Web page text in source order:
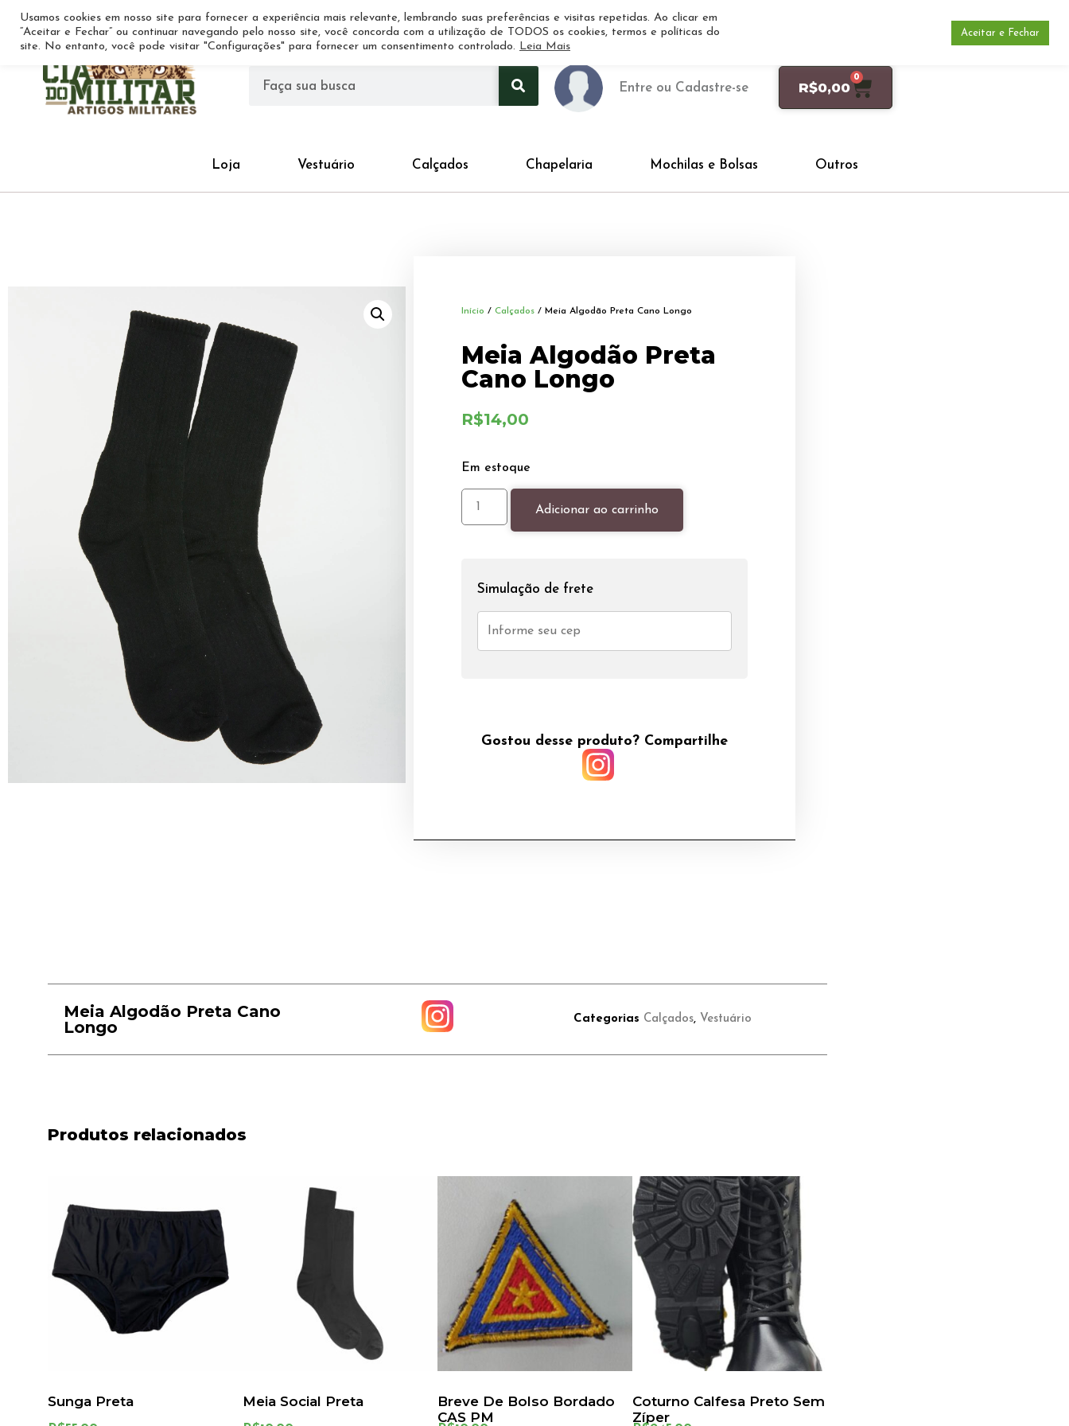
Início Minha Conta Quem somos Contato
Entre ou Cadastre-se R$0,00
0
Loja Vestuário Calçados Chapelaria Mochilas e Bolsas Outros
Início / Calçados / Meia Algodão Preta Cano Longo
Meia Algodão Preta
Cano Longo
R$14,00
Em estoque
Adicionar ao carrinho
Simulação de frete
Gostou desse produto? Compartilhe
Meia Algodão Preta Cano
Longo
Categorias Calçados, Vestuário
Produtos relacionados
Sunga Preta Meia Social Preta
Breve De Bolso Bordado
CAS PM
Coturno Calfesa Preto Sem
Zíper
Usamos cookies em nosso site para fornecer a experiência mais relevante, lembrando suas preferências e visitas repetidas. Ao clicar em
“Aceitar e Fechar” ou continuar navegando pelo nosso site, você concorda com a utilização de TODOS os cookies, termos e políticas do
site. No entanto, você pode visitar "Configurações" para fornecer um consentimento controlado. Leia Mais
Aceitar e Fechar